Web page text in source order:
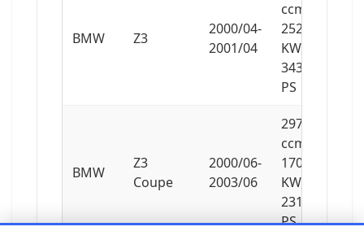
BMW Z3
2000/04-
2001/04
ccm,
252
KW,
343
PS
BMW
Z3
Coupe
2000/06-
2003/06
2979
ccm,
170
KW,
231
PS